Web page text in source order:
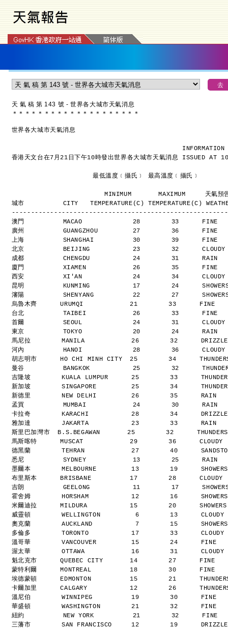
天 氣 稿 第 143 號 - 世界各大城市天氣消息
＊ ＊ ＊ ＊ ＊ ＊ ＊ ＊ ＊ ＊ ＊ ＊ ＊ ＊ ＊ ＊ ＊ ＊ ＊ ＊
世界各大城市天氣消息
香港天文台在7月21日下午10時發出世界各大城市天氣消息
ISSUED AT
                     最低溫度﹝攝氏﹞ 最高溫度﹝攝氏﹞
MINIMUM       MAXIMUM     天氣預
城市          CITY   TEMPERATURE(C) TEMPERATURE(C)
澳門          MACAO             28        33      FINE
廣州          GUANGZHOU         27        36      FINE
上海          SHANGHAI          30        39      FINE
北京          BEIJING           23        32
成都          CHENGDU           24        31      RAIN
廈門          XIAMEN            26        35      FINE
西安          XI'AN             24        34
昆明          KUNMING           17        24
瀋陽          SHENYANG          22        27
烏魯木齊      URUMQI            21        33      FINE
台北          TAIBEI            26        33      FINE
首爾          SEOUL             24        31
東京          TOKYO             20        24      RAIN
馬尼拉        MANILA            26        32
河內          HANOI             28        36
胡志明市      HO CHI MINH CITY  25        34
曼谷          BANGKOK           25        32
吉隆坡        KUALA LUMPUR      25        33
新加坡        SINGAPORE         25        34
新德里        NEW DELHI         26        35      RAIN
孟買          MUMBAI            24        30      RAIN
卡拉奇        KARACHI           28        34
雅加達        JAKARTA           23        33      RAIN
斯里巴加灣市  B.S.BEGAWAN       25        32
馬斯喀特      MUSCAT            29        36
德黑蘭        TEHRAN            27        40
悉尼          SYDNEY            13        25      RAIN
墨爾本        MELBOURNE         13        19
布里斯本      BRISBANE          17        28
吉朗          GEELONG           11        17
霍舍姆        HORSHAM           12        16
米爾迪拉      MILDURA           15        20
威靈頓        WELLINGTON         6        13
奧克蘭        AUCKLAND           7        15
多倫多        TORONTO           17        33
溫哥華        VANCOUVER         15        24      FINE
渥太華        OTTAWA            16        31
魁北克市      QUEBEC CITY       14        27      FINE
蒙特利爾      MONTREAL          18        30      FINE
埃德蒙頓      EDMONTON          15        21
卡爾加里      CALGARY           12        26
溫尼伯        WINNIPEG          19        30      FINE
華盛頓        WASHINGTON        21        32      FINE
紐約          NEW YORK          21        32      FINE
三藩市        SAN FRANCISCO     12        19